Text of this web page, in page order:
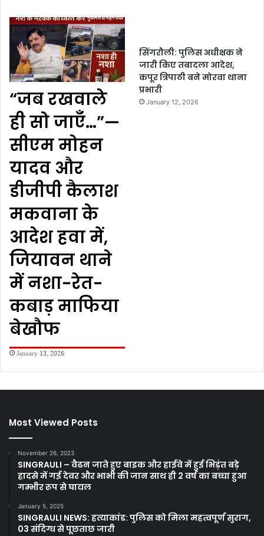
“जब रखवाले
ही सो जाएँ…”—
सीएम मोहन
यादव और
डीजीपी कैलाश
मकवाना के
आदेश हवा में,
जियावन थाने
में नशा-रेत-
कबाड़ माफिया
बेखौफ
January 13, 2026
सिंगरौली: पुलिस अधीक्षक ने
जारी किए तबादला आदेश,
कपूर त्रिपाठी बने मोरवा थाना
प्रभारी
January 12, 2026
Most Viewed Posts
November 26, 2023
SINGRAULI – वैढन जाते हुए बाइक और हाईवे में हुई भिड़ंत बड़े
हादसे में गई देवर और भाभी की जान साथ ही 2 वर्ष का बच्चा हुआ
गम्भीर रूप से घायल
January 5, 2025
SINGRAULI NEWS: हत्याकांड: पुलिस को मिला महत्वपूर्ण सुराग,
03 संदिग्ध से पूछताछ जारी